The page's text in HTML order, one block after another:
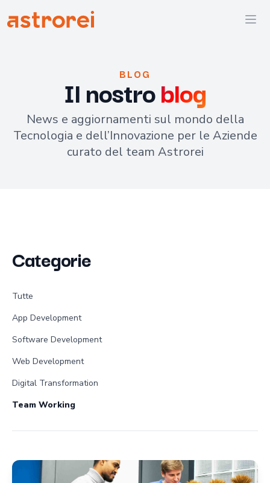
Astrorei
BLOG
Il nostroblog
News e aggiornamenti sul mondo della
Tecnologia e dell’Innovazione per le Aziende
curato del team Astrorei
Categorie
Tutte
App Development
Software Development
Web Development
Digital Transformation
Team Working